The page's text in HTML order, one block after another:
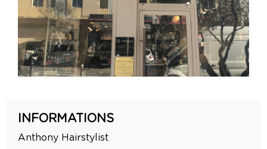
INFORMATIONS
Anthony Hairstylist